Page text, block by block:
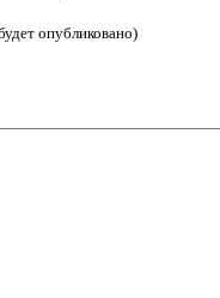
опубликовано)